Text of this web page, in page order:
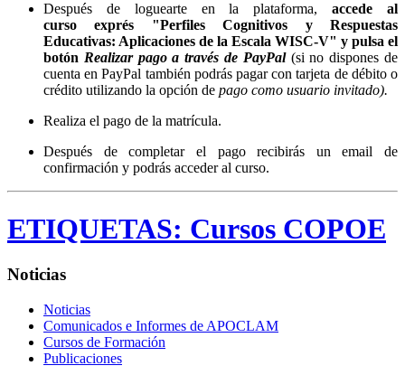
Después de loguearte en la plataforma,accede al
curso exprés "Perfiles Cognitivos y Respuestas
Educativas: Aplicaciones de la Escala WISC-V" y pulsa el
botón Realizar pago a través de PayPal (si no dispones de
cuenta en PayPal también podrás pagar con tarjeta de débito o
crédito utilizando la opción de pago como usuario invitado).
Realiza el pago de la matrícula.
Después de completar el pago recibirás un email de
confirmación y podrás acceder al curso.
ETIQUETAS: Cursos COPOE
Noticias
Noticias
Comunicados e Informes de APOCLAM
Cursos de Formación
Publicaciones